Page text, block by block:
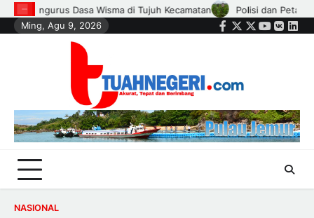
Skip
to
Petani di Kandis Kawal Jagung 12 Hektare, Ikhtiar Menjaga Ketahanan
Ming, Agu 9, 2026
Facebook
Twitter
Instagram
Youtube
VK
NASIONAL